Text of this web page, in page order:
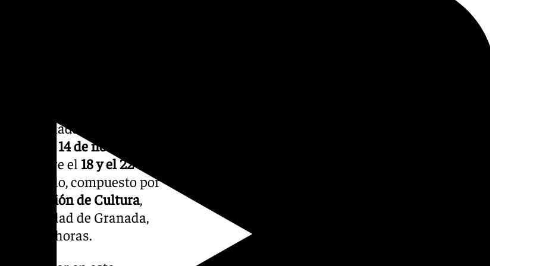
local. “El arte no solo
fomenta la cohesión
ha declarado. Por
y se
14 de noviembre
entre el 18 y el 22 de
El jurado, compuesto por
Delegación de Cultura,
Universidad de Granada,
20.00 horas.